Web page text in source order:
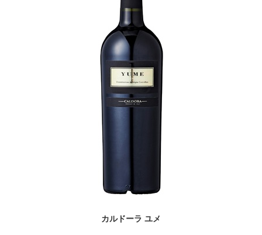
カルドーラ ユメ